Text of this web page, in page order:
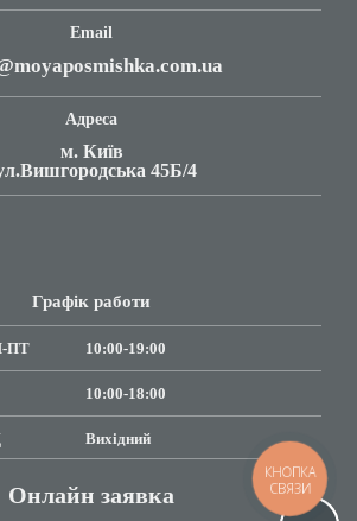
Email
Адреса
м. Київ
45Б/4
Графік работи
ПТ 10:00-19:00
10:00-18:00
Вихідний
Онлайн заявка
КНОПКА
СВЯЗИ